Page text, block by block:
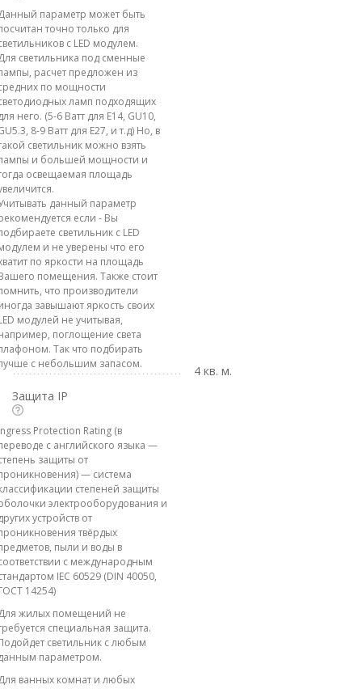
параметр может быть
точно только для
с LED модулем.
светильника под сменные
расчет предложен из
по мощности
ламп подходящих
него. (5-6 Ватт для E14, GU10,
8-9 Ватт для E27, и т.д) Но, в
светильник можно взять
и большей мощности и
освещаемая площадь
данный параметр
если - Вы
светильник с LED
и не уверены что его
по яркости на площадь
помещения. Также стоит
что производители
завышают яркость своих
модулей не учитывая,
поглощение света
Так что подбирать
с небольшим запасом.
4 кв. м.
Защита IP
Protection Rating (в
с английского языка —
защиты от
— система
степеней защиты
электрооборудования и
устройств от
твёрдых
пыли и воды в
с международным
IEC 60529 (DIN 40050,
14254)
жилых помещений не
специальная защита.
светильник с любым
параметром.
ванных комнат и любых